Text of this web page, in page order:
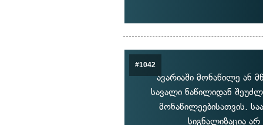
#1042
ავარიაში მონაწილე ან
სავალი ნაწილიდან
მონაწილეებისათვის.
სიგნალიზაცია